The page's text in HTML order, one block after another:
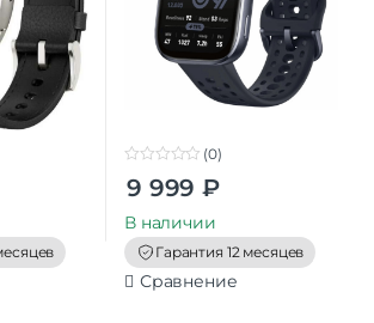
o
t
o
f
5
(0)
9 999 ₽
В наличии
Гарантия 12 месяцев
Сравнение